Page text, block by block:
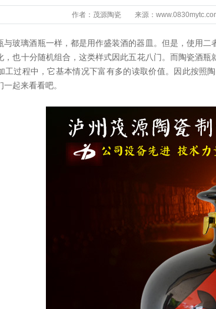
作者：茂源陶瓷 来源：
与玻璃酒瓶一样，都是用作盛装酒的器皿。但是，使用
，也十分随机组合，这类样式因此五花八门。而陶瓷酒
工过程中，它基本情况下富有多的读取价值。因此按照
起来看看吧。